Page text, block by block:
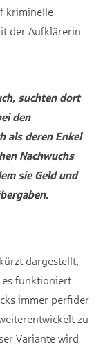
kriminelle
der Aufklärerin
suchten dort
den
als deren Enkel
Nachwuchs
sie Geld und
dargestellt,
es funktioniert
immer perfider
zu
Variante wird